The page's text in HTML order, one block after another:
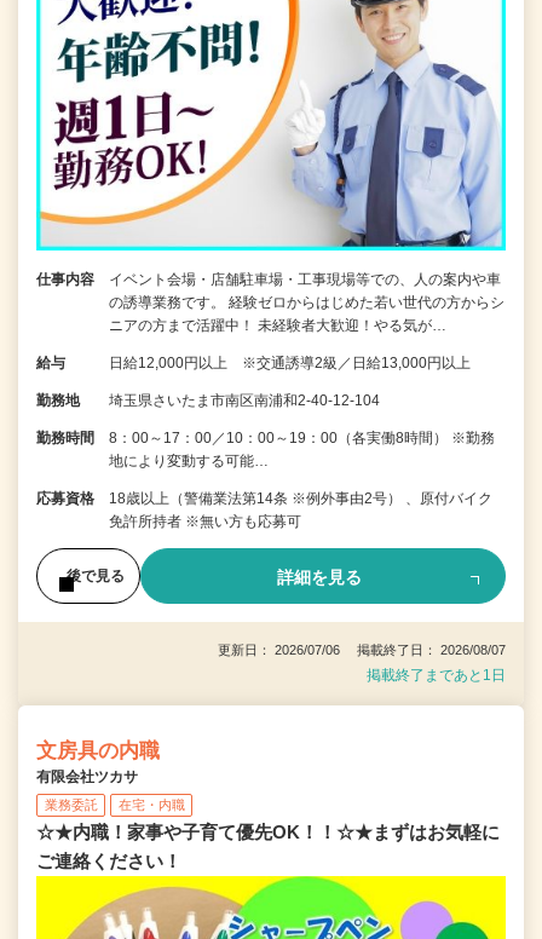
仕事内容
イベント会場・店舗駐車場・工事現場等での、人の案内や車
の誘導業務です。 経験ゼロからはじめた若い世代の方からシ
ニアの方まで活躍中！ 未経験者大歓迎！やる気が…
給与 日給12,000円以上 ※交通誘導2級／日給13,000円以上
勤務地 埼玉県さいたま市南区南浦和2-40-12-104
勤務時間
8：00～17：00／10：00～19：00（各実働8時間） ※勤務
地により変動する可能…
応募資格
18歳以上（警備業法第14条 ※例外事由2号） 、原付バイク
免許所持者 ※無い方も応募可
後で見る 詳細を見る
更新日： 2026/07/06 掲載終了日： 2026/08/07
掲載終了まであと1日
文房具の内職
有限会社ツカサ
業務委託 在宅・内職
☆★内職！家事や子育て優先OK！！☆★まずはお気軽に
ご連絡ください！